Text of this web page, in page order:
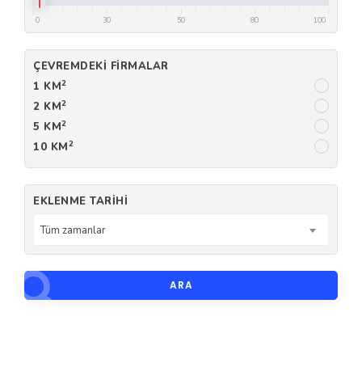
0 30 50 80 100
ÇEVREMDEKI FIRMALAR
1 KM2
2 KM2
5 KM2
10 KM2
EKLENME TARIHI
Tüm zamanlar
ARA